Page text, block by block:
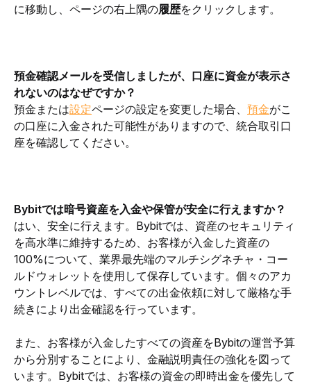
に移動し、ページの右上隅の履歴をクリックします。
預金確認メールを受信しましたが、口座に資金が表示さ
れないのはなぜですか？
預金または設定ページの設定を変更した場合、 預金がこ
の口座に入金された可能性がありますので、統合取引口
座を確認してください。
Bybitでは暗号資産を入金や保管が安全に行えますか？
はい、安全に行えます。Bybitでは、資産のセキュリティ
を高水準に維持するため、お客様が入金した資産の
100%について、業界最先端のマルチシグネチャ・コー
ルドウォレットを使用して保存しています。個々のアカ
ウントレベルでは、すべての出金依頼に対して厳格な手
続きにより出金確認を行っています。
また、お客様が入金したすべての資産をBybitの運営予算
から分別することにより、金融説明責任の強化を図って
います。Bybitでは、お客様の資金の即時出金を優先して